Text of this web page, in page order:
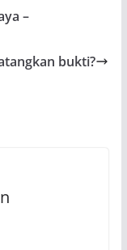
–
bukti?